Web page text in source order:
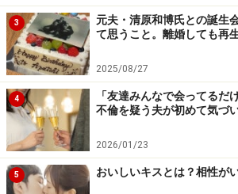
って脳ドックを受けようと思ったと
受けていればよかったかもしれない
分の体の違和感って自分にしかわから
引にでも検査を受ければよかったと
た」
軽かったため、その後は服薬しながら
いるが、もっと重症だったら大変な
ず。結果的に検査代より多くの治療費
3
元夫・清原和博氏との誕生
て思うこと。離婚しても再
2025/08/27
4
「友達みんなで会ってるだ
不倫を疑う夫が初めて気づ
2026/01/23
5 おいしいキスとは？相性が